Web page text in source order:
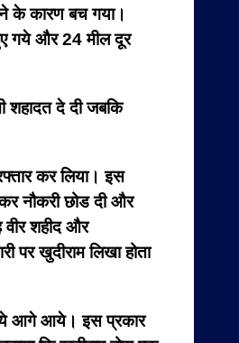
के कारण बच गया।
गये और 24 मील दूर
शहादत दे दी जबकि
कर लिया। इस
नौकरी छोड दी और
वीर शहीद और
पर खुदीराम लिखा होता
आगे आये। इस प्रकार